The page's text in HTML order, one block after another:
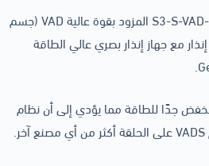
جهاز إنذار هانيويل-جنت S3-S-VAD-HPR-R المزود بقوة عالية VAD (جسم
مع جهاز إنذار بصري عالي الطاقة
جدًا للطاقة مما يؤدي إلى أن نظام